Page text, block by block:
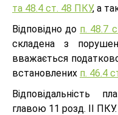
та 48.4 ст. 48 ПКУ, а
Відповідно до п. 48.7
складена з
вважається
встановлених п. 46.4
Відповідальність
главою 11 розд. II ПКУ.